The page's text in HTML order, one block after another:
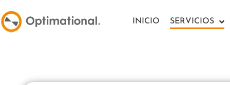
INICIO SERVICIOS